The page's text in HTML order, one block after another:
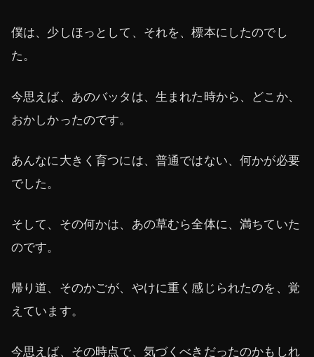
僕は、少しほっとして、それを、標本にしたのでし
た。
今思えば、あのバッタは、生まれた時から、どこか、
おかしかったのです。
あんなに大きく育つには、普通ではない、何かが必要
でした。
そして、その何かは、あの草むら全体に、満ちていた
のです。
帰り道、そのかごが、やけに重く感じられたのを、覚
えています。
今思えば、その時点で、気づくべきだったのかもしれ